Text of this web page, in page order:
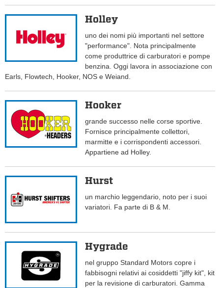
Holley
uno dei nomi più importanti nel settore
"performance". Nota principalmente
come produttrice di carburatori e pompe
benzina. Oggi lavora in associazione con
Earls, Flowtech, Hooker, NOS e Weiand.
Hooker
grande successo nelle corse sportive.
Fornisce principalmente collettori,
marmitte e i corrispondenti accessori.
Appartiene ad Holley.
Hurst
un marchio leggendario, noto per i suoi
variatori. Fa parte di B & M.
Hygrade
nel gruppo Standard Motors copre i
fabbisogni relativi ai cosiddetti "jiffy kit", kit
per la revisione di carburatori. Gamma